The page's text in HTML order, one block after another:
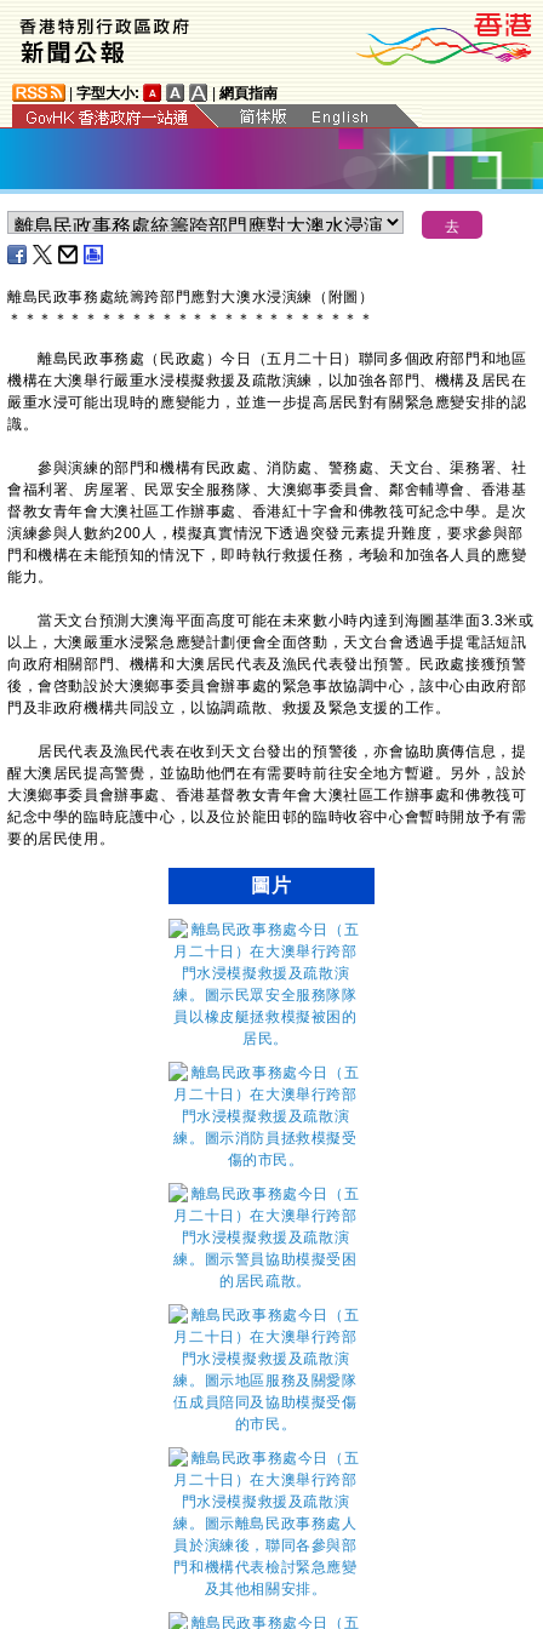
字型大小: 網頁指南
離島民政事務處統籌跨部門應對大澳水浸演練（附圖）
＊ ＊ ＊ ＊ ＊ ＊ ＊ ＊ ＊ ＊ ＊ ＊ ＊ ＊ ＊ ＊ ＊ ＊ ＊ ＊ ＊ ＊ ＊ ＊
離島民政事務處（民政處）今日（五月二十日）聯同多個政府部門和地區
機構在大澳舉行嚴重水浸模擬救援及疏散演練，以加強各部門、機構及居民在
嚴重水浸可能出現時的應變能力，並進一步提高居民對有關緊急應變安排的認
識。
參與演練的部門和機構有民政處、消防處、警務處、天文台、渠務署、社
會福利署、房屋署、民眾安全服務隊、大澳鄉事委員會、鄰舍輔導會、香港基
督教女青年會大澳社區工作辦事處、香港紅十字會和佛教筏可紀念中學。是次
演練參與人數約200人，模擬真實情況下透過突發元素提升難度，要求參與部
門和機構在未能預知的情況下，即時執行救援任務，考驗和加強各人員的應變
能力。
當天文台預測大澳海平面高度可能在未來數小時內達到海圖基準面3.3米或
以上，大澳嚴重水浸緊急應變計劃便會全面啓動，天文台會透過手提電話短訊
向政府相關部門、機構和大澳居民代表及漁民代表發出預警。民政處接獲預警
後，會啓動設於大澳鄉事委員會辦事處的緊急事故協調中心，該中心由政府部
門及非政府機構共同設立，以協調疏散、救援及緊急支援的工作。
​居民代表及漁民代表在收到天文台發出的預警後，亦會協助廣傳信息，提
醒大澳居民提高警覺，並協助他們在有需要時前往安全地方暫避。另外，設於
大澳鄉事委員會辦事處、香港基督教女青年會大澳社區工作辦事處和佛教筏可
紀念中學的臨時庇護中心，以及位於龍田邨的臨時收容中心會暫時開放予有需
要的居民使用。
圖片